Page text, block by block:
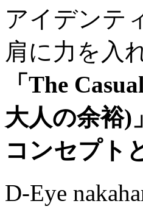
アイデンテ
肩に力を入
「The
大人の余裕)
コンセプト
D-Eye